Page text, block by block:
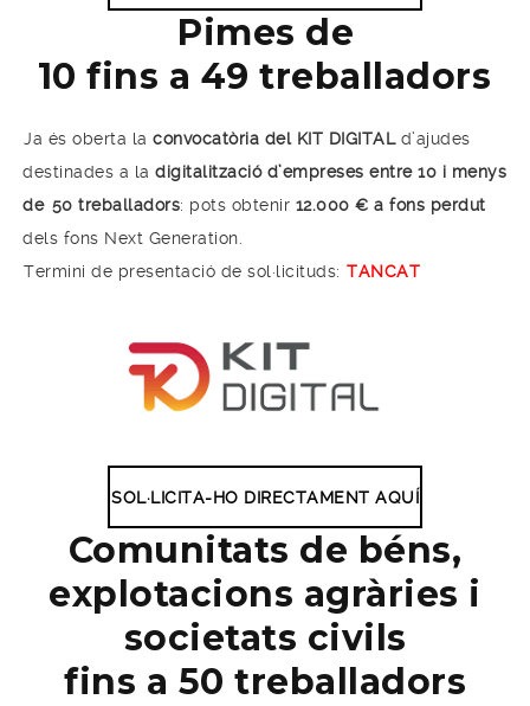
Pimes de
10 fins a 49 treballadors
Ja és oberta la convocatòria del KIT DIGITALd’ajudes
destinades a la digitalització d’empreses entre 10 i menys
de 50 treballadors: pots obtenir 12.000 € a fons perdut
dels fons Next Generation.
Termini de presentació de sol·licituds: TANCAT
SOL·LICITA-HO DIRECTAMENT AQUÍ
Comunitats de béns,
explotacions agràries i
societats civils
fins a 50 treballadors